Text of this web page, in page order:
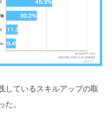
ているスキルアップの取
。